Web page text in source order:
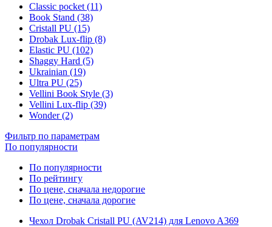
Classic pocket (11)
Book Stand (38)
Cristall PU (15)
Drobak Lux-flip (8)
Elastic PU (102)
Shaggy Hard (5)
Ukrainian (19)
Ultra PU (25)
Vellini Book Style (3)
Vellini Lux-flip (39)
Wonder (2)
Фильтр по параметрам
По популярности
По популярности
По рейтингу
По цене, сначала недорогие
По цене, сначала дорогие
Чехол Drobak Cristall PU (AV214) для Lenovo A369